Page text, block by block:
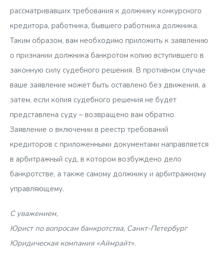
рассматривавших требования к должнику конкурсного
кредитора, работника, бывшего работника должника.
Таким образом, вам необходимо приложить к заявлению
о признании должника банкротом копию вступившего в
законную силу судебного решения. В противном случае
ваше заявление может быть оставлено без движения, а
затем, если копия судебного решения не будет
представлена суду – возвращено вам обратно.
Заявление о включении в реестр требований
кредиторов с приложенными документами направляется
в арбитражный суд, в котором возбуждено дело
банкротстве, а также самому должнику и арбитражному
управляющему.
С уважением,
Юрист по вопросам банкротства, Санкт-Петербург
Юридическая компания «Аймрайт».